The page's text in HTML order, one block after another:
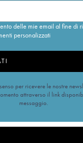
delle mie email al fine di
personalizzati
per ricevere le nostre
attraverso il link
messaggio.